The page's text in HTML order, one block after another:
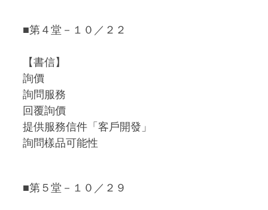
■第４堂－１０／２２
【書信】
詢價
詢問服務
回覆詢價
提供服務信件「客戶開發」
詢問樣品可能性
■第５堂－１０／２９